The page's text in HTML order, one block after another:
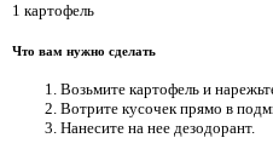
1 картофель
Что вам нужно сделать
Возьмите картофель и
Вотрите кусочек прямо в
Нанесите на нее дезодорант.